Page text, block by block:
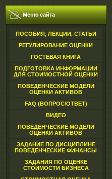
Меню сайта
ПОСОБИЯ, ЛЕКЦИИ, СТАТЬИ
РЕГУЛИРОВАНИЕ ОЦЕНКИ
ГОСТЕВАЯ КНИГА
ПОДГОТОВКА ИНФОРМАЦИИ
ДЛЯ СТОИМОСТНОЙ ОЦЕНКИ
ПОВЕДЕНЧЕСКИЕ МОДЕЛИ
ОЦЕНКИ АКТИВОВ
FAQ (ВОПРОС/ОТВЕТ)
ВИДЕО
ПОВЕДЕНЧЕСКИЕ МОДЕЛИ
ОЦЕНКИ АКТИВОВ
ЗАДАНИЕ ПО ДИСЦИПЛИНЕ
ПОВЕДЕНЧЕСКИЕ ФИНАНСЫ
ЗАДАНИЯ ПО ОЦЕНКЕ
СТОИМОСТИ БИЗНЕСА